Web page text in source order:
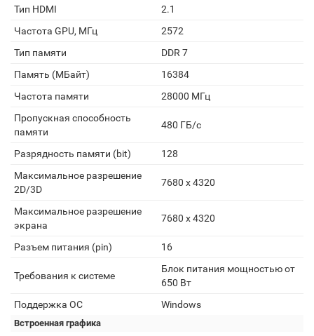
Тип HDMI
2.1
Частота GPU, МГц
2572
Тип памяти
DDR 7
Память (МБайт)
16384
Частота памяти
28000 МГц
Пропускная способность
памяти
480 ГБ/c
Разрядность памяти (bit)
128
Максимальное разрешение
2D/3D
7680 x 4320
Максимальное разрешение
экрана
7680 x 4320
Разъем питания (pin) 16
Требования к системе
Блок питания мощностью от
650 Вт
Поддержка ОС
Windows
Встроенная графика